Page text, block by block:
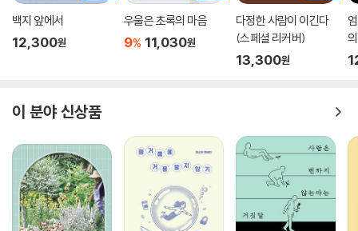
백지 앞에서
12,300원
우울은 초록의 마음
9% 11,030원
다정한 사람이 이긴다
(스페셜 리커버)
13,300원
이 분야 신상품